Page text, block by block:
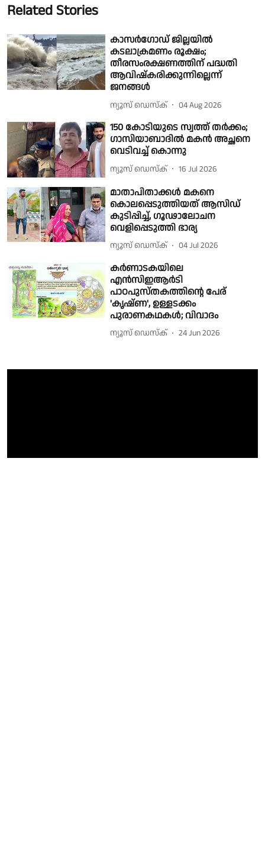
Related Stories
കാസർഗോഡ് ജില്ലയിൽ
കടലാക്രമണം രൂക്ഷം;
തീരസംരക്ഷണത്തിന് പദ്ധതി
ആവിഷ്കരിക്കുന്നില്ലെന്ന്
ജനങ്ങൾ
ന്യൂസ് ഡെസ്ക് 04 Aug 2026
150 കോടിയുടെ സ്വത്ത് തർക്കം;
ഗാസിയാബാദിൽ മകൻ അച്ഛനെ
വെടിവച്ച് കൊന്നു
ന്യൂസ് ഡെസ്ക് 16 Jul 2026
മാതാപിതാക്കൾ മകനെ
കൊലപ്പെടുത്തിയത് ആസിഡ്
കുടിപ്പിച്ച്, ഗൂഢാലോചന
വെളിപ്പെടുത്തി ഭാര്യ
ന്യൂസ് ഡെസ്ക് 04 Jul 2026
കർണാടകയിലെ
എൻസിഇആർടി
പാഠപുസ്തകത്തിൻ്റെ പേര്
'കൃഷ്ണ', ഉള്ളടക്കം
പുരാണകഥകൾ; വിവാദം
ന്യൂസ് ഡെസ്ക് 24 Jun 2026